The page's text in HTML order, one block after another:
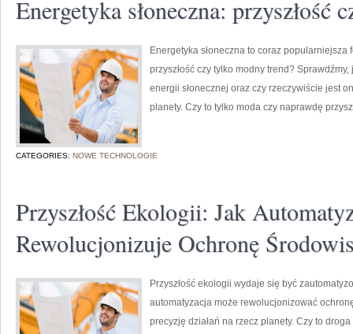
Energetyka słoneczna: przyszłość
Energetyka słoneczna to coraz
przyszłość czy tylko modny trend?
energii słonecznej oraz czy rzeczywiście jest
planety. Czy to tylko moda czy naprawdę
CATEGORIES: NOWE TECHNOLOGIE
Przyszłość Ekologii: Jak
Rewolucjonizuje Ochronę
Przyszłość ekologii wydaje się być
automatyzacja może rewolucjonizować
precyzję działań na rzecz planety. Czy to